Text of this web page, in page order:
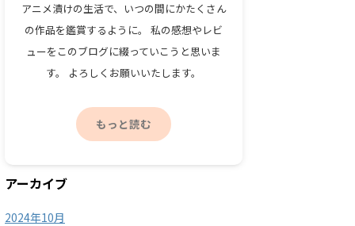
アニメ漬けの生活で、いつの間にかたくさん
の作品を鑑賞するように。 私の感想やレビ
ューをこのブログに綴っていこうと思いま
す。 よろしくお願いいたします。
もっと読む
アーカイブ
2024年10月